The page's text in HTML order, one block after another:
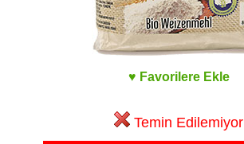
♥ Favorilere Ekle
Temin Edilemiyor